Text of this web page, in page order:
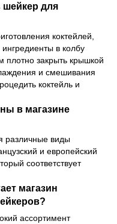
шейкер для
коктейлей,
в колбу
плотно закрыть крышкой
и смешивания
коктейль и
в магазине
различные виды
и европейский
соответствует
магазин
ассортимент